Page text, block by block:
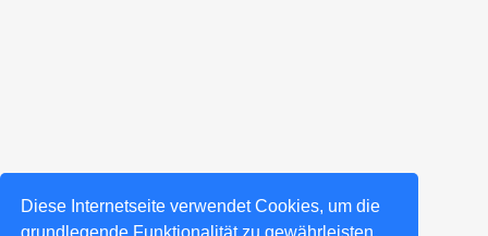
Diese Internetseite verwendet Cookies, um die
grundlegende Funktionalität zu gewährleisten,